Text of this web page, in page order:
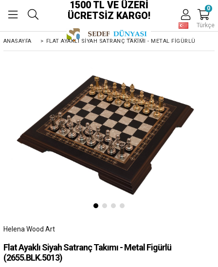
1500 TL VE ÜZERİ
ÜCRETSİZ KARGO!
Türkçe
0
ANASAYFA > FLAT AYAKLI SIYAH SATRANÇ TAKIMI - METAL FIGÜRLÜ
Helena Wood Art
Flat Ayaklı Siyah Satranç Takımı - Metal Figürlü
(2655.BLK.5013)